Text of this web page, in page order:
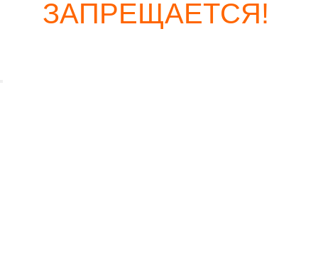
ЗАПРЕЩАЕТСЯ!